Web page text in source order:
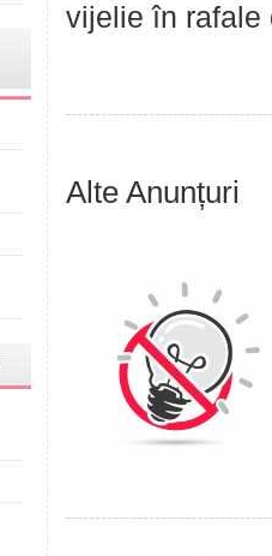
vijelie în rafale
Alte Anunțuri